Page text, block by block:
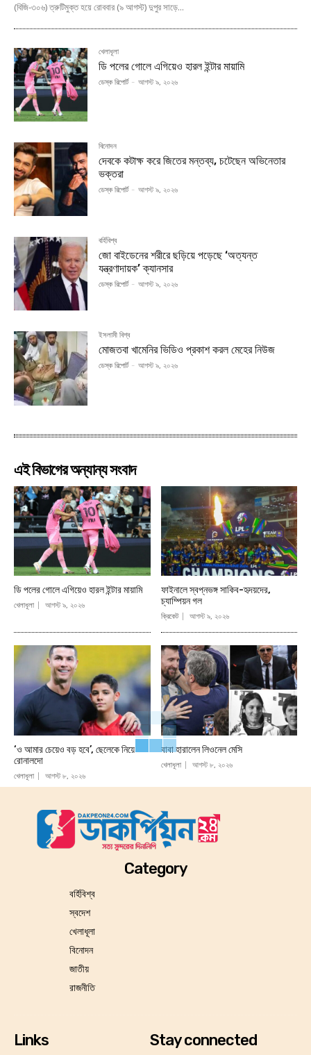
(বিজি-৩০৬) ত্রুটিমুক্ত হয়ে রোববার (৯ আগস্ট) দুপুর সাড়ে...
খেলাধূলা
ডি পলের গোলে এগিয়েও হারল ইন্টার মায়ামি
ডেস্ক রিপোর্ট - আগস্ট ৯, ২০২৬
বিনোদন
দেবকে কটাক্ষ করে জিতের মন্তব্য, চটেছেন অভিনেতার
ভক্তরা
ডেস্ক রিপোর্ট - আগস্ট ৯, ২০২৬
বর্হিবিশ্ব
জো বাইডেনের শরীরে ছড়িয়ে পড়েছে ‘অত্যন্ত
যন্ত্রণাদায়ক’ ক্যানসার
ডেস্ক রিপোর্ট - আগস্ট ৯, ২০২৬
ইসলামী বিশ্ব
মোজতবা খামেনির ভিডিও প্রকাশ করল মেহের নিউজ
ডেস্ক রিপোর্ট - আগস্ট ৯, ২০২৬
এই বিভাগের অন্যান্য সংবাদ
ডি পলের গোলে এগিয়েও হারল ইন্টার মায়ামি
খেলাধূলা আগস্ট ৯, ২০২৬
ফাইনালে স্বপ্নভঙ্গ সাকিব-হৃদয়দের,
চ্যাম্পিয়ন গল
ক্রিকেট আগস্ট ৯, ২০২৬
‘ও আমার চেয়েও বড় হবে’, ছেলেকে নিয়ে
রোনালদো
খেলাধূলা আগস্ট ৮, ২০২৬
বাবা হারালেন লিওনেল মেসি
খেলাধূলা আগস্ট ৮, ২০২৬
Category
বর্হিবিশ্ব
স্বদেশ
খেলাধূলা
বিনোদন
জাতীয়
রাজনীতি
Links Stay connected